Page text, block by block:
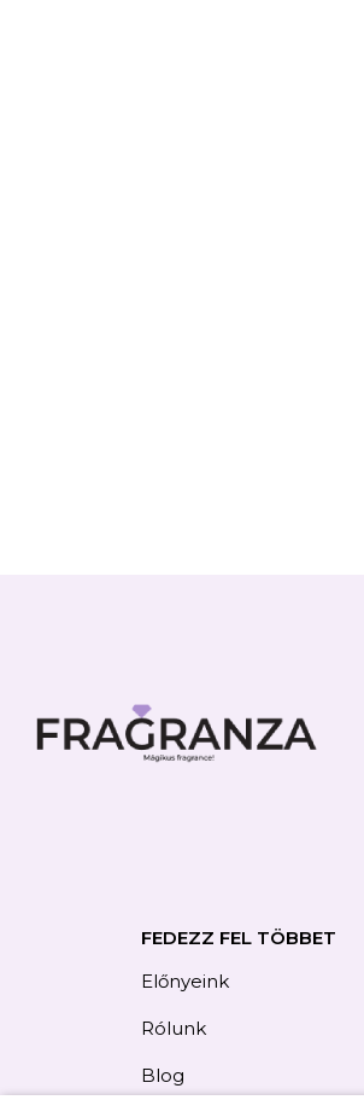
FEDEZZ FEL TÖBBET
Előnyeink
Rólunk
Blog